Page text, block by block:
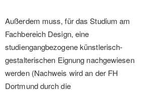
Außerdem muss, für das Studium am
Fachbereich Design, eine
studiengangbezogene künstlerisch-
gestalterischen Eignung nachgewiesen
werden (Nachweis wird an der FH
Dortmund durch die